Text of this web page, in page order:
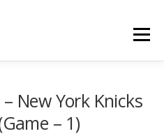
Menu
New York Knicks
– 1)